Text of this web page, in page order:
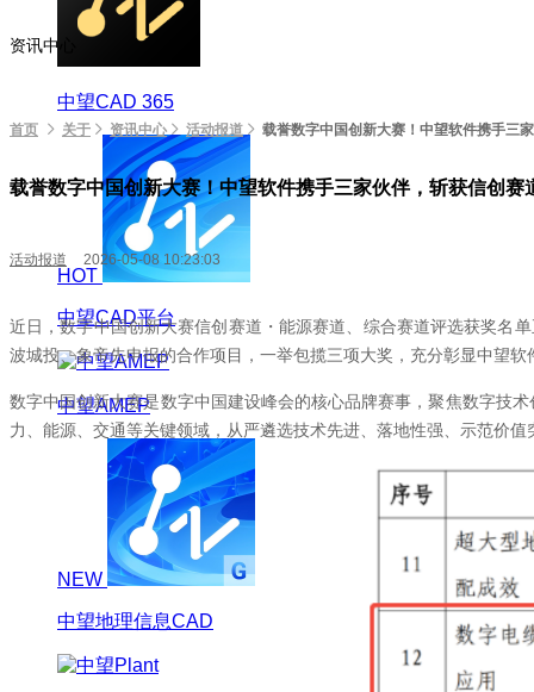
中望CAD 365
HOT
中望CAD平台
中望AMEP
NEW
中望地理信息CAD
资讯中心
首页 关于 资讯中心 活动报道 载誉数字中国创新大赛！中望软件携手三
载誉数字中国创新大赛！中望软件携手三家伙伴，斩获信创赛
活动报道 2026-05-08 10:23:03
近日，数字中国创新大赛信创赛道・能源赛道、综合赛道评选获奖名
波城投、象帝先申报的合作项目，一举包揽三项大奖，充分彰显中望
数字中国创新大赛是数字中国建设峰会的核心品牌赛事，聚焦数字技
力、能源、交通等关键领域，从严遴选技术先进、落地性强、示范价